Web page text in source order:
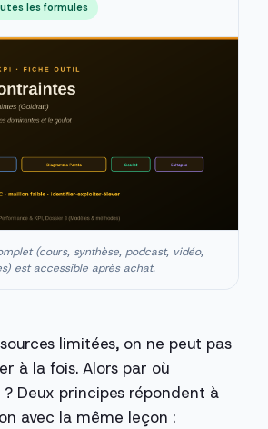
les formules
(cours, synthèse, podcast, vidéo,
est accessible après achat.
limitées, on ne peut pas
à la fois. Alors par où
Deux principes répondent à
avec la même leçon :